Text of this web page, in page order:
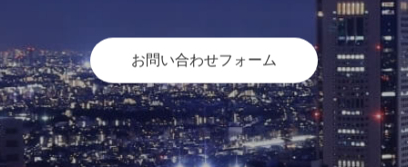
お問い合わせフォーム